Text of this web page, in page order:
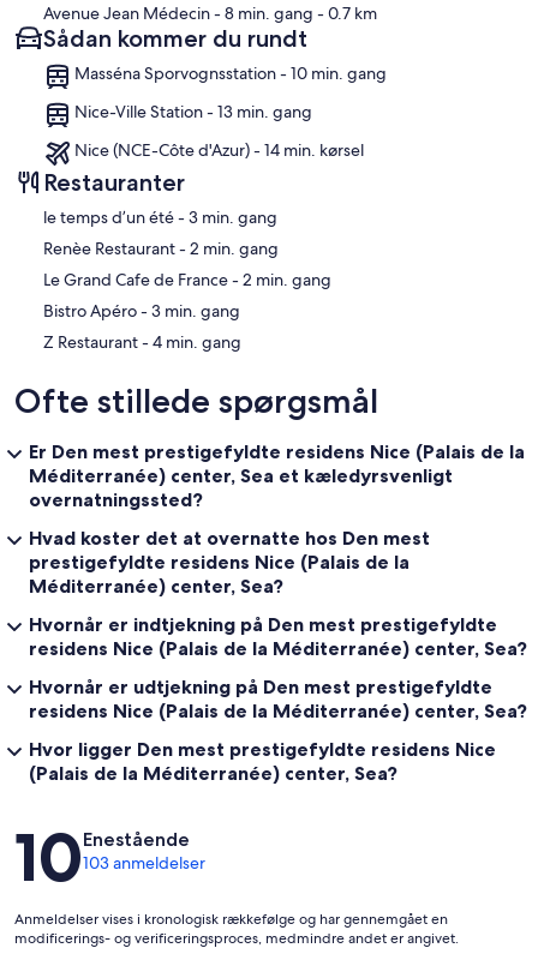
Avenue Jean Médecin- 8 min. gang - 0.7 km
Sådan kommer du rundt
Masséna Sporvognsstation - 10 min. gang
Nice-Ville Station - 13 min. gang
Nice (NCE-Côte d'Azur) - 14 min. kørsel
Restauranter
‪le temps d’un été - ‬3 min. gang
‪Renèe Restaurant - ‬2 min. gang
‪Le Grand Cafe de France - ‬2 min. gang
‪Bistro Apéro - ‬3 min. gang
‪Z Restaurant - ‬4 min. gang
Ofte stillede spørgsmål
Er Den mest prestigefyldte residens Nice (Palais de la
Méditerranée) center, Sea et kæledyrsvenligt
overnatningssted?
Hvad koster det at overnatte hos Den mest
prestigefyldte residens Nice (Palais de la
Méditerranée) center, Sea?
Hvornår er indtjekning på Den mest prestigefyldte
residens Nice (Palais de la Méditerranée) center, Sea?
Hvornår er udtjekning på Den mest prestigefyldte
residens Nice (Palais de la Méditerranée) center, Sea?
Hvor ligger Den mest prestigefyldte residens Nice
(Palais de la Méditerranée) center, Sea?
Anmeldelser
10Enestående
103 anmeldelser
Anmeldelser vises i kronologisk rækkefølge og har gennemgået en
modificerings- og verificeringsproces, medmindre andet er angivet.